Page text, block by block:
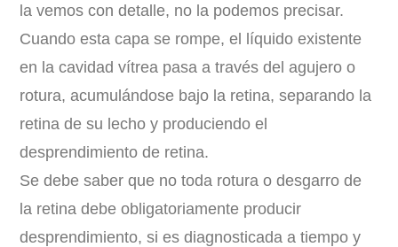
la vemos con detalle, no la podemos precisar.
Cuando esta capa se rompe, el líquido existente
en la cavidad vítrea pasa a través del agujero o
rotura, acumulándose bajo la retina, separando la
retina de su lecho y produciendo el
desprendimiento de retina.
Se debe saber que no toda rotura o desgarro de
la retina debe obligatoriamente producir
desprendimiento, si es diagnosticada a tiempo y